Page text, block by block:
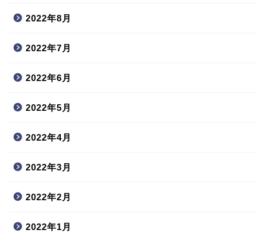
2022年8月
2022年7月
2022年6月
2022年5月
2022年4月
2022年3月
2022年2月
2022年1月